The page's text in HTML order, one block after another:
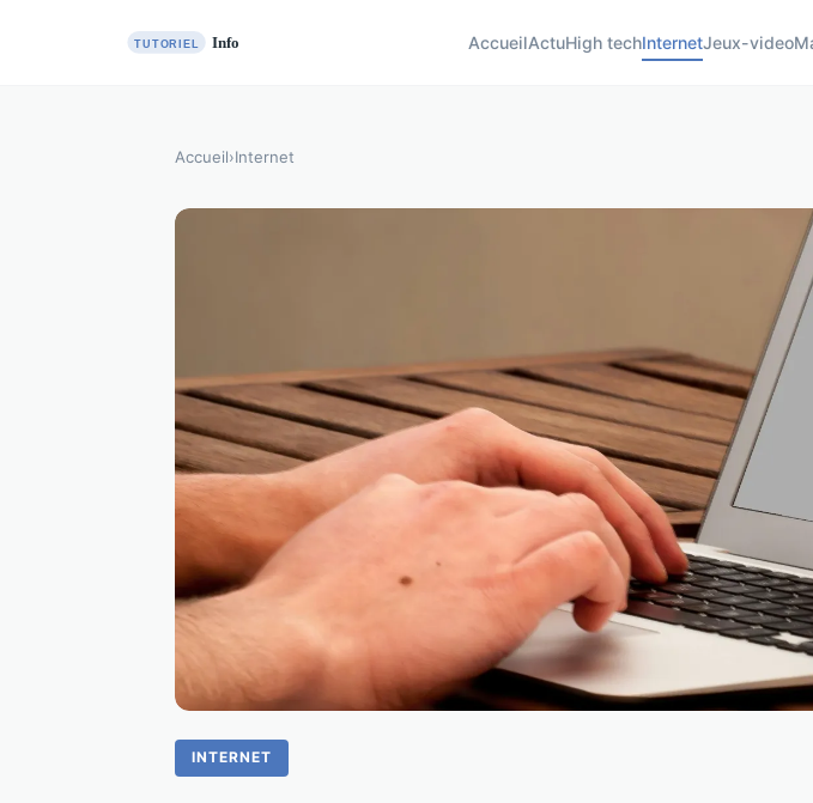
AccueilActuHigh techInternetJeux-video
Accueil›Internet
INTERNET